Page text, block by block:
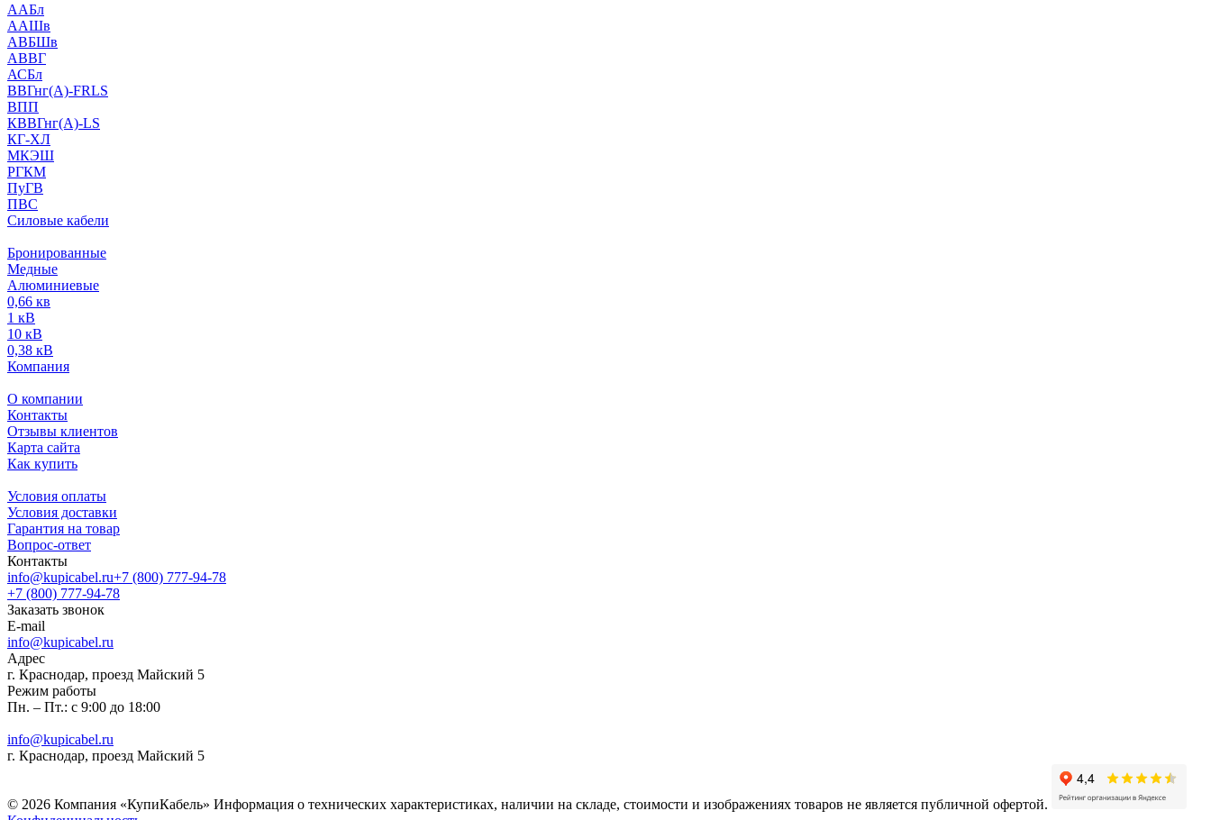
ААБл
ААШв
АВБШв
АВВГ
АСБл
ВВГнг(А)-FRLS
ВПП
КВВГнг(А)-LS
КГ-ХЛ
МКЭШ
РГКМ
ПуГВ
ПВС
Силовые кабели
Бронированные
Медные
Алюминиевые
0,66 кв
1 кВ
10 кВ
0,38 кВ
Компания
О компании
Контакты
Отзывы клиентов
Карта сайта
Как купить
Условия оплаты
Условия доставки
Гарантия на товар
Вопрос-ответ
Контакты
info@kupicabel.ru+7 (800) 777-94-78
+7 (800) 777-94-78
Заказать звонок
E-mail
info@kupicabel.ru
Адрес
г. Краснодар, проезд Майский 5
Режим работы
Пн. – Пт.: с 9:00 до 18:00
info@kupicabel.ru
г. Краснодар, проезд Майский 5
© 2026 Компания «КупиКабель» Информация о технических характеристиках, наличии на складе, стоимости и изображениях товаров не является публичной офертой.